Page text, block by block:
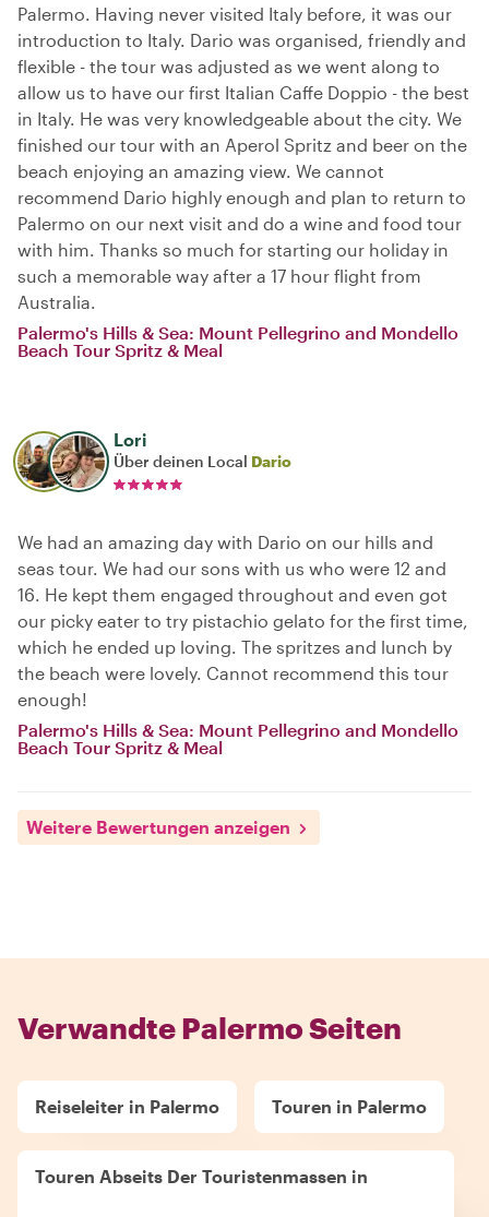
Palermo. Having never visited Italy before, it was our
introduction to Italy. Dario was organised, friendly and
flexible - the tour was adjusted as we went along to
allow us to have our first Italian Caffe Doppio - the best
in Italy. He was very knowledgeable about the city. We
finished our tour with an Aperol Spritz and beer on the
beach enjoying an amazing view. We cannot
recommend Dario highly enough and plan to return to
Palermo on our next visit and do a wine and food tour
with him. Thanks so much for starting our holiday in
such a memorable way after a 17 hour flight from
Australia.
Palermo's Hills & Sea: Mount Pellegrino and Mondello
Beach Tour Spritz & Meal
Lori
Über deinen Local Dario
We had an amazing day with Dario on our hills and
seas tour. We had our sons with us who were 12 and
16. He kept them engaged throughout and even got
our picky eater to try pistachio gelato for the first time,
which he ended up loving. The spritzes and lunch by
the beach were lovely. Cannot recommend this tour
enough!
Palermo's Hills & Sea: Mount Pellegrino and Mondello
Beach Tour Spritz & Meal
Weitere Bewertungen anzeigen
Verwandte Palermo Seiten
Reiseleiter in Palermo Touren in Palermo
Touren Abseits Der Touristenmassen in